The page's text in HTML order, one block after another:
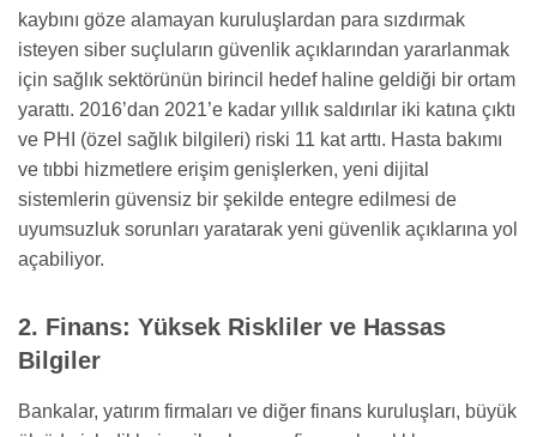
kaybını göze alamayan kuruluşlardan para sızdırmak
isteyen siber suçluların güvenlik açıklarından yararlanmak
için sağlık sektörünün birincil hedef haline geldiği bir ortam
yarattı. 2016’dan 2021’e kadar yıllık saldırılar iki katına çıktı
ve PHI (özel sağlık bilgileri) riski 11 kat arttı. Hasta bakımı
ve tıbbi hizmetlere erişim genişlerken, yeni dijital
sistemlerin güvensiz bir şekilde entegre edilmesi de
uyumsuzluk sorunları yaratarak yeni güvenlik açıklarına yol
açabiliyor.
2. Finans: Yüksek Riskliler ve Hassas
Bilgiler
Bankalar, yatırım firmaları ve diğer finans kuruluşları, büyük